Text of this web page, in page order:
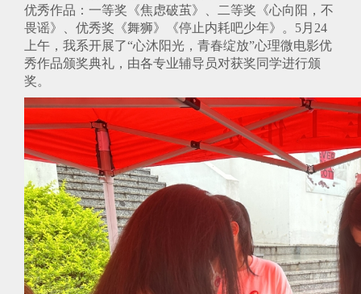
优秀作品：一等奖《焦虑破茧》、二等奖《心向阳，不
畏谣》、优秀奖《舞狮》《停止内耗吧少年》。5月24
上午，我系开展了“心沐阳光，青春绽放”心理微电影优
秀作品颁奖典礼，由各专业辅导员对获奖同学进行颁
奖。